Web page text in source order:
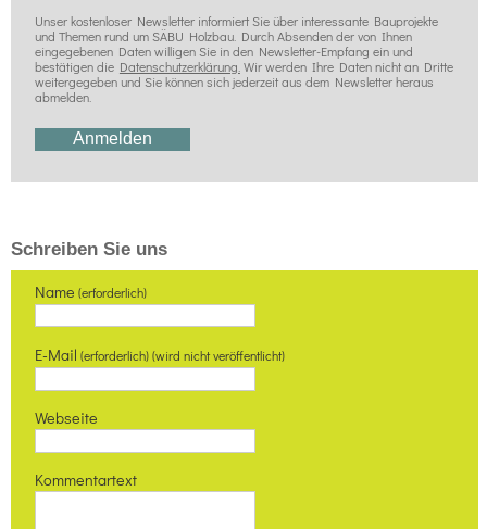
Unser kostenloser Newsletter informiert Sie über interessante Bauprojekte
und Themen rund um SÄBU Holzbau. Durch Absenden der von Ihnen
eingegebenen Daten willigen Sie in den Newsletter-Empfang ein und
bestätigen die Datenschutzerklärung.Wir werden Ihre Daten nicht an Dritte
weitergegeben und Sie können sich jederzeit aus dem Newsletter heraus
abmelden.
Schreiben Sie uns
Name (erforderlich)
E-Mail (erforderlich) (wird nicht veröffentlicht)
Webseite
Kommentartext